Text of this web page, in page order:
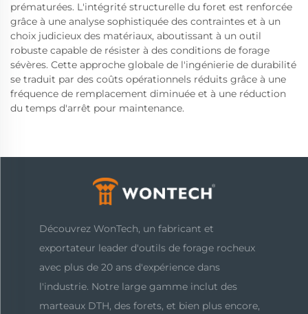
prématurées. L'intégrité structurelle du foret est renforcée
grâce à une analyse sophistiquée des contraintes et à un
choix judicieux des matériaux, aboutissant à un outil
robuste capable de résister à des conditions de forage
sévères. Cette approche globale de l'ingénierie de durabilité
se traduit par des coûts opérationnels réduits grâce à une
fréquence de remplacement diminuée et à une réduction
du temps d'arrêt pour maintenance.
Découvrez WonTech, un fabricant et
exportateur leader d'outils de forage rocheux
avec plus de 20 ans d'expérience dans
l'industrie. Notre large gamme inclut des
marteaux DTH, des forets, et bien plus encore,